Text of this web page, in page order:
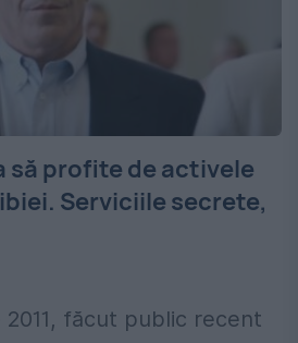
să profite de activele
Serviciile secrete,
2011, făcut public recent